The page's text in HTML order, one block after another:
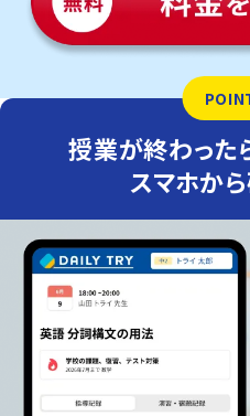
授業が終わった
スマホか